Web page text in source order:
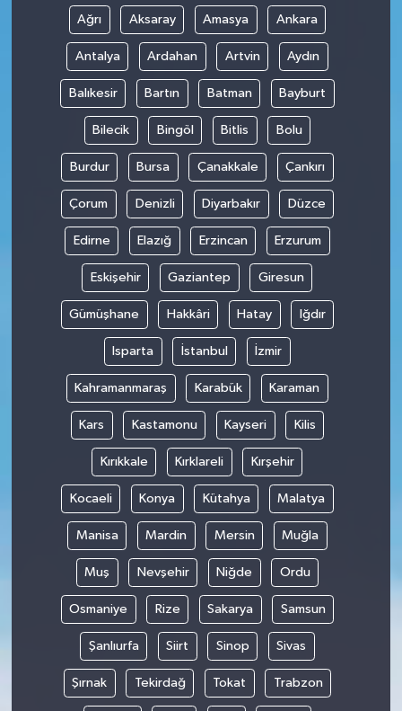
Ağrı Aksaray Amasya Ankara
Antalya Ardahan Artvin Aydın
Balıkesir Bartın Batman Bayburt
Bilecik Bingöl Bitlis Bolu
Burdur Bursa Çanakkale Çankırı
Çorum Denizli Diyarbakır Düzce
Edirne Elazığ Erzincan Erzurum
Eskişehir Gaziantep Giresun
Gümüşhane Hakkâri Hatay Iğdır
Isparta İstanbul İzmir
Kahramanmaraş Karabük Karaman
Kars Kastamonu Kayseri Kilis
Kırıkkale Kırklareli Kırşehir
Kocaeli Konya Kütahya Malatya
Manisa Mardin Mersin Muğla
Muş Nevşehir Niğde Ordu
Osmaniye Rize Sakarya Samsun
Şanlıurfa Siirt Sinop Sivas
Şırnak Tekirdağ Tokat Trabzon